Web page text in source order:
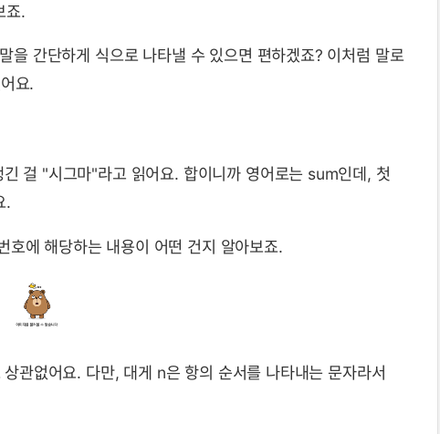
죠.
을 간단하게 식으로 나타낼 수 있으면 편하겠죠? 이처럼 말로
요.
걸 "시그마"라고 읽어요. 합이니까 영어로는 sum인데, 첫
.
호에 해당하는 내용이 어떤 건지 알아보죠.
없어요. 다만, 대게 n은 항의 순서를 나타내는 문자라서